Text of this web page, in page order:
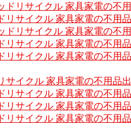
ドリサイクル 家具家電の不
リサイクル 家具家電の不用
ドリサイクル 家具家電の不
リサイクル 家具家電の不用
リサイクル 家具家電の不用
サイクル 家具家電の不用品
リサイクル 家具家電の不用
リサイクル 家具家電の不用
リサイクル 家具家電の不用